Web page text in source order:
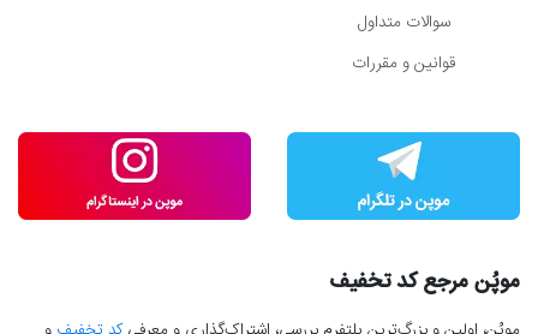
سوالات متداول
قوانین و مقررات
موپُن مرجع کد تخفیف